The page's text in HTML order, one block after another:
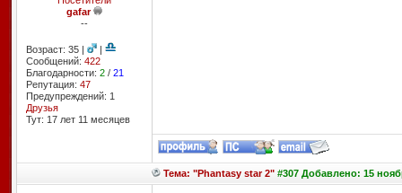
gafar
--
Возраст: 35 |
|
Сообщений: 422
Благодарности: 2/ 21
Репутация: 47
Предупреждений: 1
Друзья
Тут: 17 лет 11 месяцев
Тема: "Phantasy star 2"#307 Добавлено: 15